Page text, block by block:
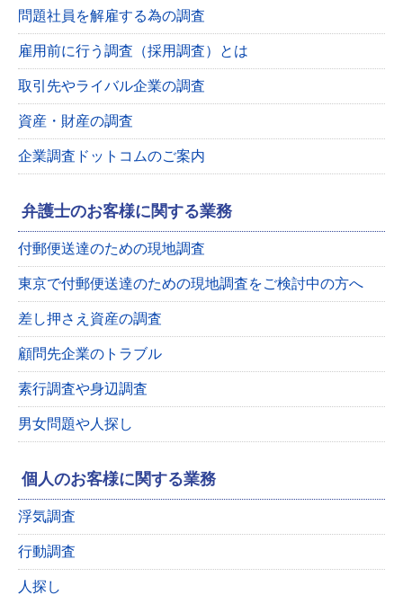
問題社員を解雇する為の調査
雇用前に行う調査（採用調査）とは
取引先やライバル企業の調査
資産・財産の調査
企業調査ドットコムのご案内
弁護士のお客様に関する業務
付郵便送達のための現地調査
東京で付郵便送達のための現地調査をご検討中の方へ
差し押さえ資産の調査
顧問先企業のトラブル
素行調査や身辺調査
男女問題や人探し
個人のお客様に関する業務
浮気調査
行動調査
人探し